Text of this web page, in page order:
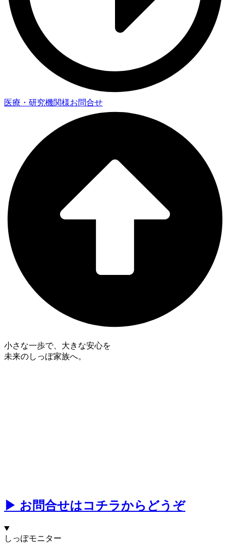
医療・研究機関様お問合せ
小さな一歩で、大きな安心を
未来のしっぽ家族へ。
▶︎ お問合せはコチラからどうぞ
しっぽモニター